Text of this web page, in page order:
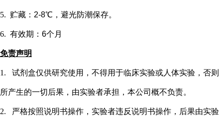
5. 贮藏： 2-8℃，避光防潮保存。
6. 有效期： 6个月
免责声明
1. 试剂盒仅供研究使用，不得用于临床实验或人 体实验，否则
所产生的一切后果，由实验者承担，本公司概不负责。
2. 严格按照说明书操作，实验者违反说明书操作，后果由实验